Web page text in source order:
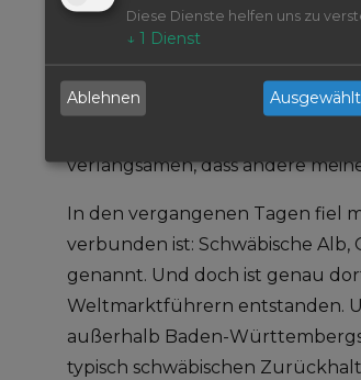
normalen Rhythmus
Seit ich regelmäßig schreibe,
ich ursprünglich dachte.
verlangsamen, dass andere
In den vergangenen Tagen fiel
verbunden ist: Schwäbische Alb,
genannt. Und doch ist genau
Weltmarktführern entstanden.
außerhalb Baden-
typisch schwäbischen
Diese Dienste helfen uns zu
↓ 1 Dienst
Ablehnen